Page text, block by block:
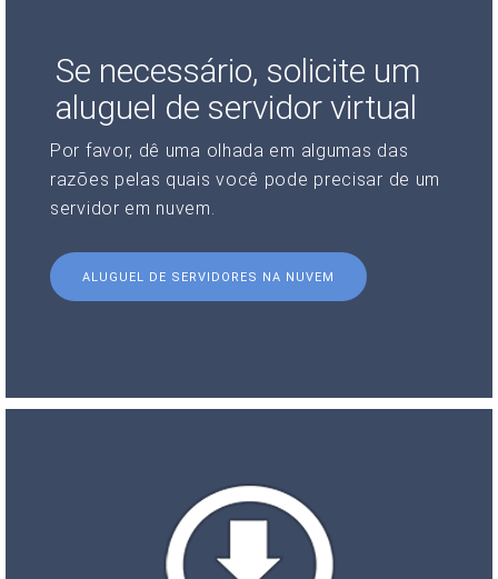
Se necessário, solicite um
aluguel de servidor virtual
Por favor, dê uma olhada em algumas das
razões pelas quais você pode precisar de um
servidor em nuvem.
ALUGUEL DE SERVIDORES NA NUVEM